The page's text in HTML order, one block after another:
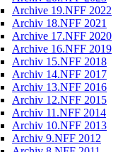
Archive 19.NFF 2022
Archiv 18.NFF 2021
Archive 17.NFF 2020
Archive 16.NFF 2019
Archiv 15.NFF 2018
Archiv 14.NFF 2017
Archiv 13.NFF 2016
Archiv 12.NFF 2015
Archiv 11.NFF 2014
Archiv 10.NFF 2013
Archiv 9.NFF 2012